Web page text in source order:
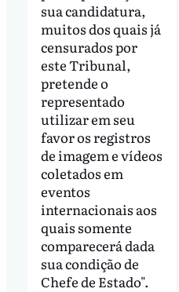
sua candidatura,
muitos dos quais já
censurados por
este Tribunal,
pretende o
representado
utilizar em seu
favor os registros
de imagem e vídeos
coletados em
eventos
internacionais aos
quais somente
comparecerá dada
sua condição de
Chefe de Estado".